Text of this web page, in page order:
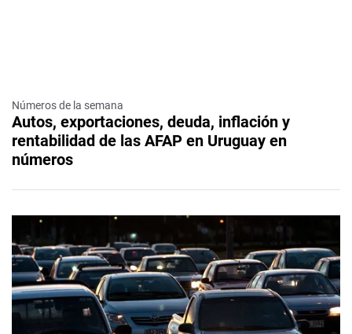
Números de la semana
Autos, exportaciones, deuda, inflación y
rentabilidad de las AFAP en Uruguay en
números